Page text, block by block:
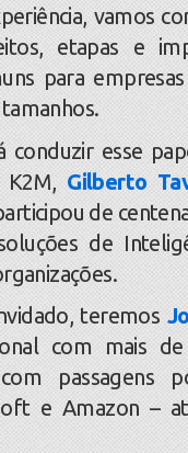
vamos
etapas e
para
esse
Gilberto
de
de
teremos
com mais
passagens
e Amazon –